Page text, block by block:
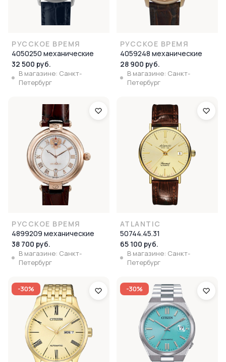
РУССКОЕ ВРЕМЯ
4050250 механические
32 500 руб.
В магазине: Санкт-
Петербург
РУССКОЕ ВРЕМЯ
4059248 механические
28 900 руб.
В магазине: Санкт-
Петербург
РУССКОЕ ВРЕМЯ
4899209 механические
38 700 руб.
В магазине: Санкт-
Петербург
ATLANTIC
50744.45.31
65 100 руб.
В магазине: Санкт-
Петербург
-30% -30%